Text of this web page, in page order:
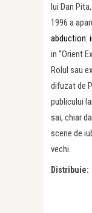
lui Dan
1996 a
abduction:
in “Orient
Rolul sau
difuzat de
publicului
sai, chiar
scene de
vechi.
Distribuie: